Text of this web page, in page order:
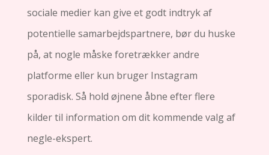
sociale medier kan give et godt indtryk af
potentielle samarbejdspartnere, bør du huske
på, at nogle måske foretrækker andre
platforme eller kun bruger Instagram
sporadisk. Så hold øjnene åbne efter flere
kilder til information om dit kommende valg af
negle-ekspert.